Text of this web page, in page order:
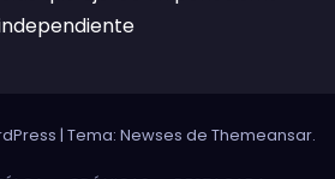
| Tema: Newses de Themeansar.